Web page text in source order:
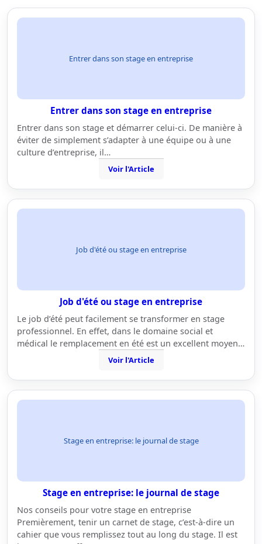
Entrer dans son stage en entreprise
Entrer dans son stage en entreprise
Entrer dans son stage et démarrer celui-ci. De manière à
éviter de simplement s’adapter à une équipe ou à une
culture d’entreprise, il…
Voir l'Article
Job d'été ou stage en entreprise
Job d'été ou stage en entreprise
Le job d’été peut facilement se transformer en stage
professionnel. En effet, dans le domaine social et
médical le remplacement en été est un excellent moyen…
Voir l'Article
Stage en entreprise: le journal de stage
Stage en entreprise: le journal de stage
Nos conseils pour votre stage en entreprise
Premièrement, tenir un carnet de stage, c’est-à-dire un
cahier que vous remplissez tout au long du stage. Il est